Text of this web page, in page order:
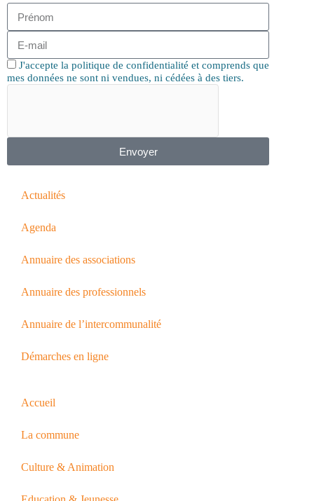
J'accepte la politique de confidentialité et comprends que
mes données ne sont ni vendues, ni cédées à des tiers.
Envoyer
Actualités
Agenda
Annuaire des associations
Annuaire des professionnels
Annuaire de l’intercommunalité
Démarches en ligne
Accueil
La commune
Culture & Animation